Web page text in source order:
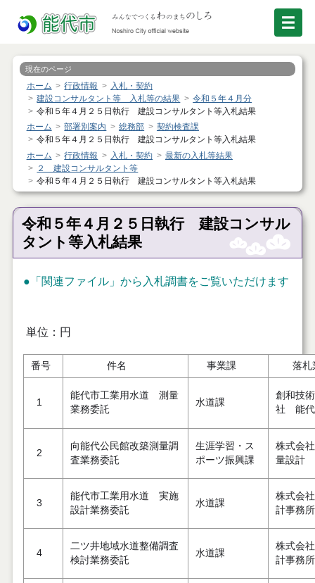
現在のページ
ホーム 行政情報
入札・契約
建設コンサルタント等 入札等の結果
令和５年４月分
令和５年４月２５日執行 建設コンサルタント等入札結果
ホーム
部署別案内 総務部
契約検査課
令和５年４月２５日執行 建設コンサルタント等入札結果
ホーム
行政情報 入札・契約
最新の入札等結果
２ 建設コンサルタント等
令和５年４月２５日執行 建設コンサルタント等入札結果
令和５年４月２５日執行 建設コンサル
タント等入札結果
● 「関連ファイル」 から入札調書をご覧いただけます
単位：円
番号 件名 事業課 落札
1
能代市工業用水道 測量
業務委託
水道課
創和技
社 能代
2
向能代公民館改築測量調
査業務委託
生涯学習・ス
ポーツ振興課
株式会
量設計
3
能代市工業用水道 実施
設計業務委託
水道課
株式会
計事務所
4
二ツ井地域水道整備調査
検討業務委託
水道課
株式会
計事務所